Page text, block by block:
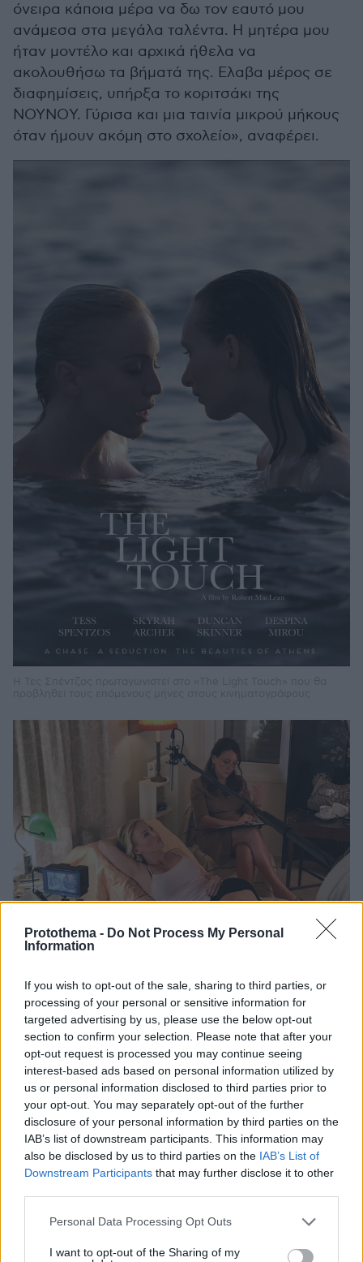
Protothema - Do Not Process My Personal
Information
If you wish to opt-out of the sale, sharing to third parties, or
processing of your personal or sensitive information for
targeted advertising by us, please use the below opt-out
section to confirm your selection. Please note that after your
opt-out request is processed you may continue seeing
interest-based ads based on personal information utilized by
us or personal information disclosed to third parties prior to
your opt-out. You may separately opt-out of the further
disclosure of your personal information by third parties on the
IAB’s list of downstream participants. This information may
also be disclosed by us to third parties on the IAB’s List of
Downstream Participants that may further disclose it to other
Please note that this website/app uses one or more Google
not limited to your visit or usage behaviour. You may click to
Personal Data Processing Opt Outs
I want to opt-out of the Sharing of my
όνειρα κάποια μέρα να δω τον εαυτό μου
ανάμεσα στα μεγάλα ταλέντα. Η μητέρα μου
ήταν μοντέλο και αρχικά ήθελα να
ακολουθήσω τα βήματά της. Ελαβα μέρος σε
διαφημίσεις, υπήρξα το κοριτσάκι της
ΝΟΥΝΟY. Γύρισα και μια ταινία μικρού μήκους
όταν ήμουν ακόμη στο σχολείο», αναφέρει.
Με τον κινηματογράφο κωδικοποιημένο στο
DNA της δεν θα μπορούσε να μην είναι
φανατική λάτρης του. Εμπνέεται από
ηθοποιούς-πρότυπα της βιομηχανίας, όπως η
Γκρέις Κέλι, η Μέριλιν Μονρό, η Μέριλ Στριπ, η
Σαρλίζ Θερόν και ο Αλ Πατσίνο και
παρακολουθεί σκηνοθέτες όπως ο Κλιντ
Ιστγουντ, ο Μάρτιν Σκορσέζε, ο Πέδρο
Αλμοδόβαρ, ο Γκιγέρμο ντελ Τόρο και ο Γιώργος
Λάνθιμος. Αναζητά συνεχώς νέες
δουλεύει σκληρά. «Είμαι ευγνώμων που κάνω